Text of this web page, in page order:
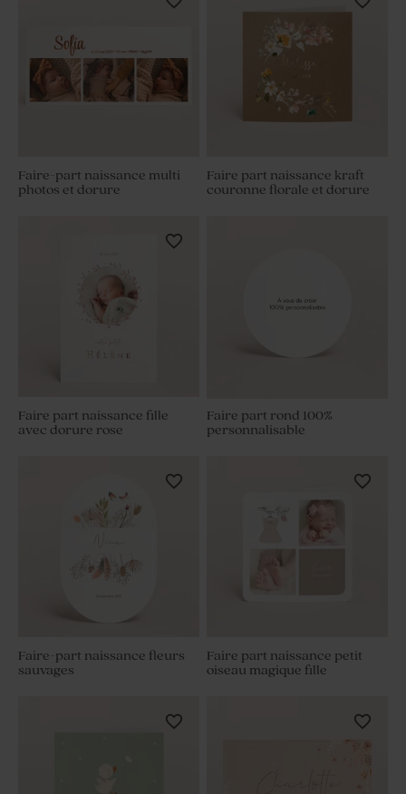
Faire part rond 100%
personnalisable
Faire-part naissance multi
photos et dorure
Faire part naissance kraft
couronne florale et dorure
Faire part naissance fille
avec dorure rose
Faire-part naissance fleurs
sauvages
Faire part naissance petit
oiseau magique fille